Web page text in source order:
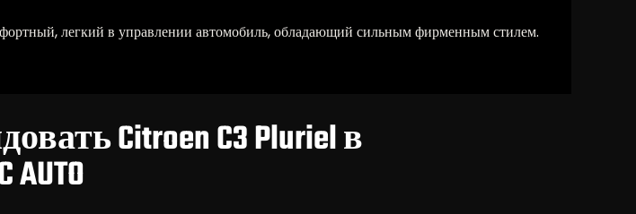
легкий в управлении автомобиль, обладающий сильным фирменным стилем.
Citroen C3 Pluriel в
AUTO